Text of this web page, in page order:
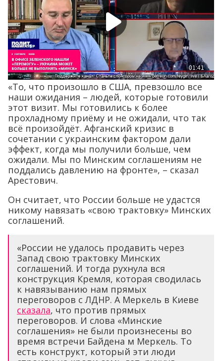
«То, что произошло в США, превзошло все
наши ожидания – людей, которые готовили
этот визит. Мы готовились к более
прохладному приёму и не ожидали, что так
всё произойдёт. Афганский кризис в
сочетании с украинским фактором дали
эффект, когда мы получили больше, чем
ожидали. Мы по Минским соглашениям не
поддались давлению на фронте», – сказал
Арестович.
Он считает, что России больше не удастся
никому навязать «свою трактовку» Минских
соглашений.
«России не удалось продавить через
Запад свою трактовку Минских
соглашений. И тогда рухнула вся
конструкция Кремля, которая сводилась
к навязыванию нам прямых
переговоров с ЛДНР. А Меркель в Киеве
сказала, что против прямых
переговоров. И слова «Минские
соглашения» не были произнесены во
время встречи Байдена м Меркель. То
есть конструкт, который эти люди